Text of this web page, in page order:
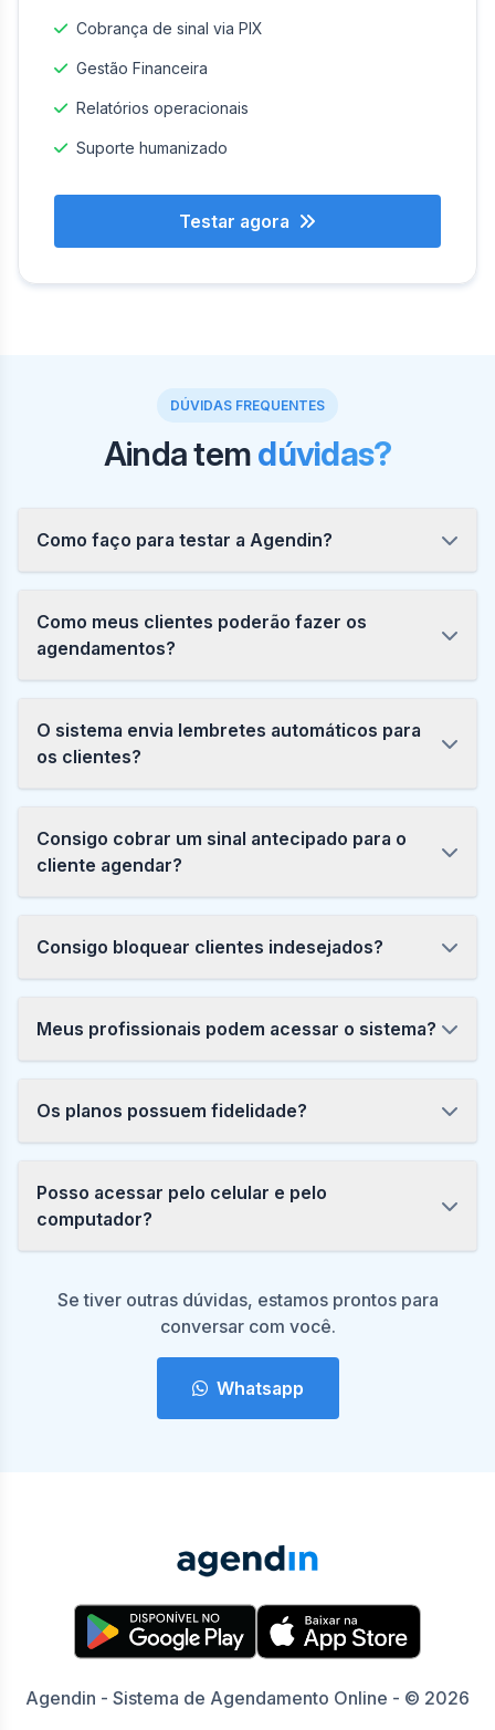
Cobrança de sinal via PIX
Gestão Financeira
Relatórios operacionais
Suporte humanizado
Testar agora
DÚVIDAS FREQUENTES
Ainda temdúvidas?
Como faço para testar a Agendin?
Como meus clientes poderão fazer os
agendamentos?
O sistema envia lembretes automáticos para
os clientes?
Consigo cobrar um sinal antecipado para o
cliente agendar?
Consigo bloquear clientes indesejados?
Meus profissionais podem acessar o sistema?
Os planos possuem fidelidade?
Posso acessar pelo celular e pelo
computador?
Se tiver outras dúvidas, estamos prontos para
conversar com você.
Whatsapp
Agendin - Sistema de Agendamento Online - © 2026